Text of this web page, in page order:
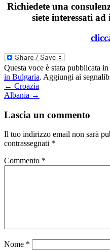
Richiedete una
siete interessati
Questa voce è stata pubblicata in
in Bulgaria. Aggiungi ai
← Croazia
Albania →
Lascia un commento
Il tuo indirizzo email non sarà
contrassegnati *
Commento *
Nome *